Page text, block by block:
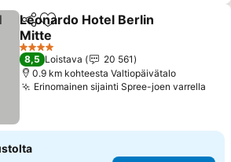
Jaa Lisää suosikkeihin
Leonardo Hotel Berlin
Mitte
4 Tähtiluokitus
8,5 Loistava
20 561
0.9 km kohteesta Valtiopäivätalo
Erinomainen sijainti Spree-joen varrella